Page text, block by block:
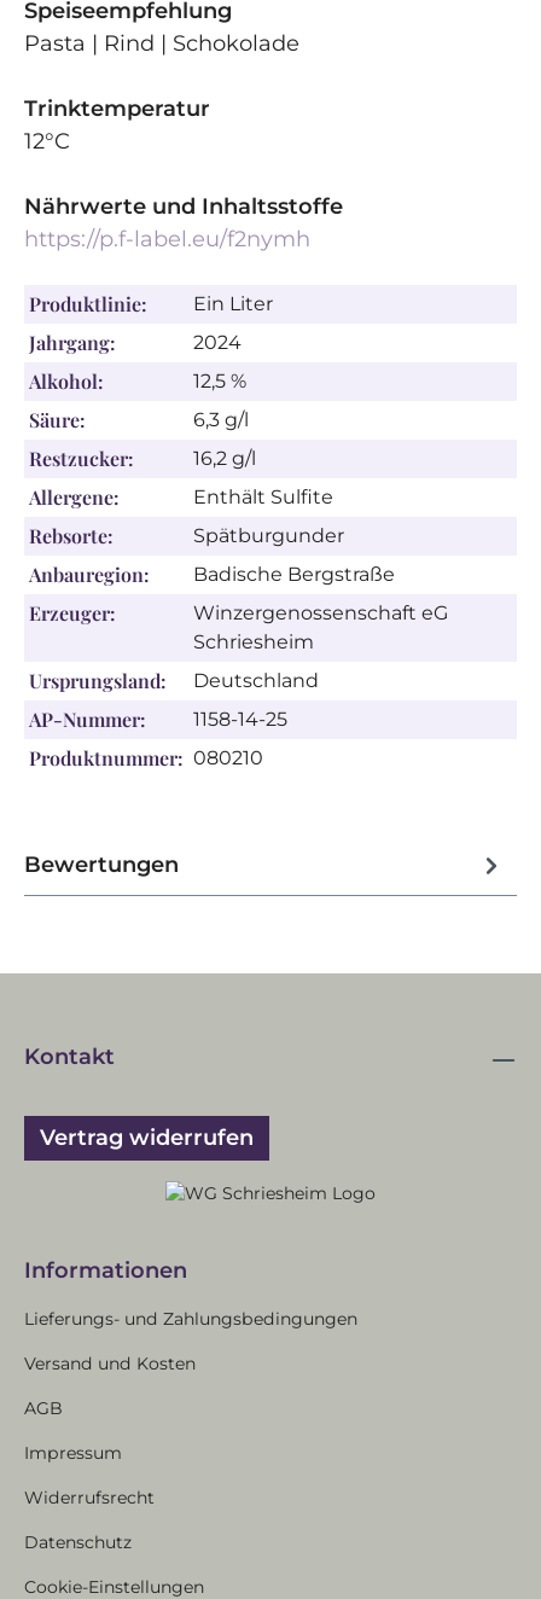
Speiseempfehlung
Pasta | Rind | Schokolade
Trinktemperatur
12°C
Nährwerte und Inhaltsstoffe
https://p.f-label.eu/f2nymh
Produktlinie: Ein Liter
Jahrgang: 2024
Alkohol: 12,5 %
Säure: 6,3 g/l
Restzucker: 16,2 g/l
Allergene: Enthält Sulfite
Rebsorte: Spätburgunder
Anbauregion: Badische Bergstraße
Erzeuger:
Winzergenossenschaft eG
Schriesheim
Ursprungsland: Deutschland
AP-Nummer: 1158-14-25
Produktnummer: 080210
Bewertungen
Kontakt
Vertrag widerrufen
Informationen
Lieferungs- und Zahlungsbedingungen
Versand und Kosten
AGB
Impressum
Widerrufsrecht
Datenschutz
Cookie-Einstellungen